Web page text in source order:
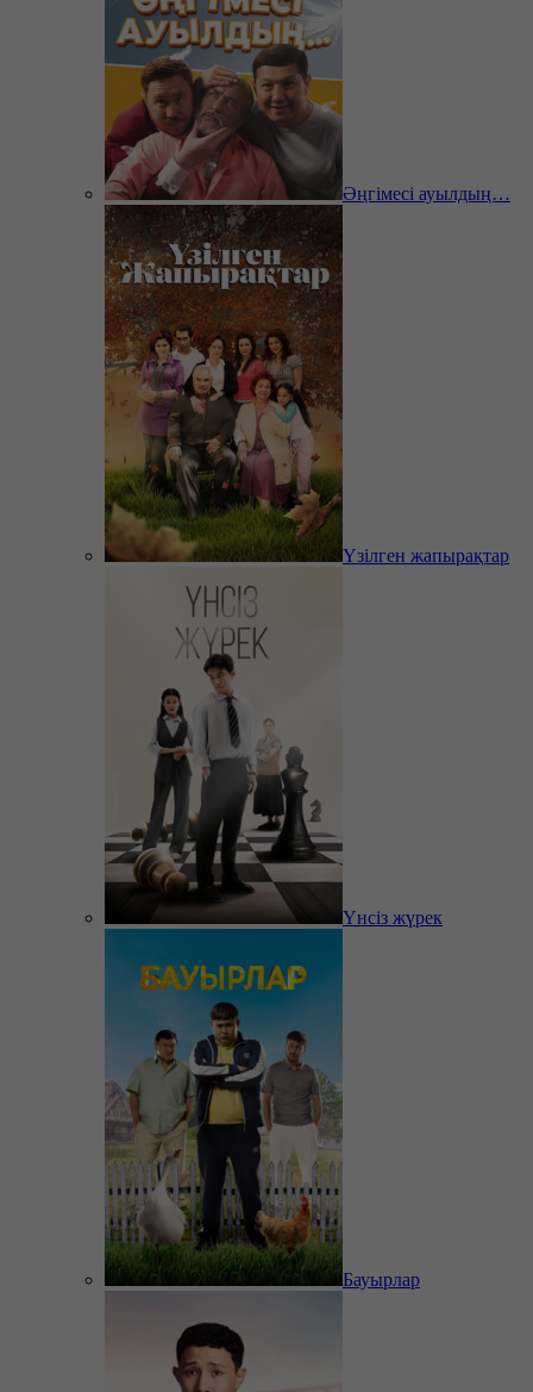
Әңгімесі ауылдың…
Үзілген жапырақтар
Үнсіз жүрек
Бауырлар